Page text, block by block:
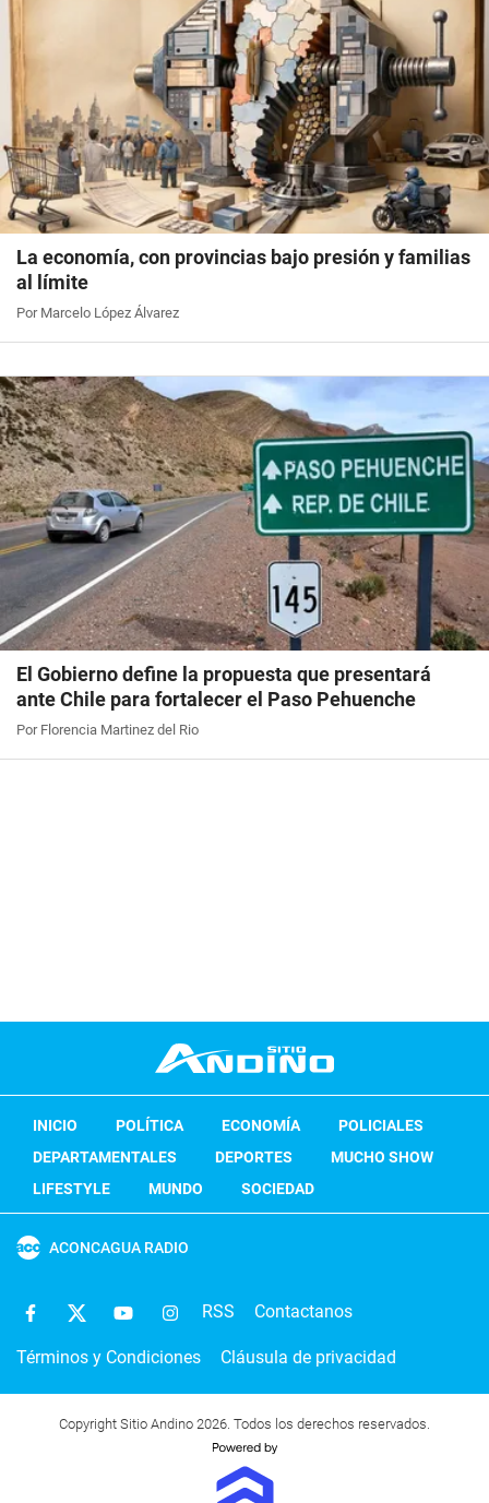
La economía, con provincias bajo presión y familias
al límite
Por Marcelo López Álvarez
El Gobierno define la propuesta que presentará
ante Chile para fortalecer el Paso Pehuenche
Por Florencia Martinez del Rio
INICIO POLÍTICA ECONOMÍA
POLICIALES
DEPARTAMENTALES
DEPORTES
MUCHO SHOW
LIFESTYLE
MUNDO SOCIEDAD
ACONCAGUA RADIO
RSS Contactanos
Términos y Condiciones Cláusula de privacidad
Copyright Sitio Andino 2026. Todos los derechos reservados.